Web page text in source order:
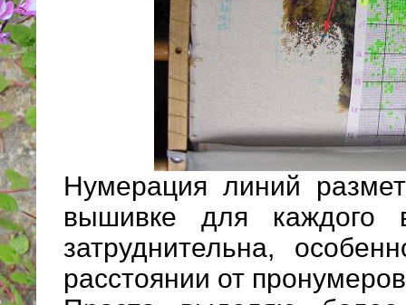
Нумерация линий
вышивке для каждого
затруднительна,
расстоянии от